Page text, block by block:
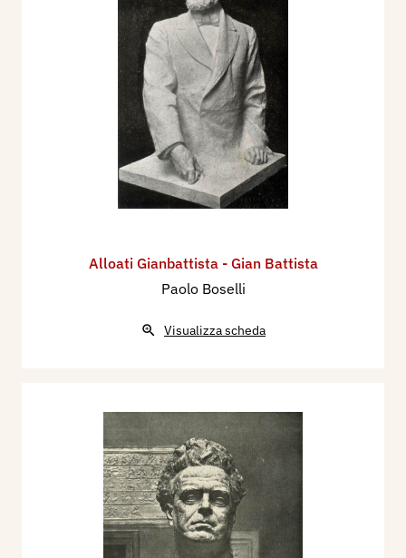
Alloati Gianbattista - Gian Battista
Paolo Boselli
Visualizza scheda